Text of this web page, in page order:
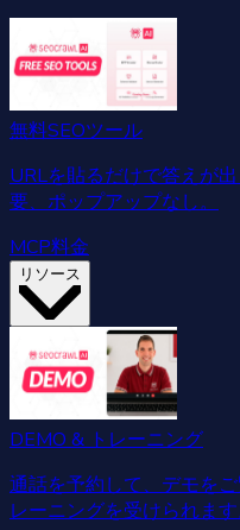
無料SEOツール
URLを貼るだけで答えが
要、ポップアップなし。
MCP料金
リソース
DEMO & トレーニング
通話を予約して、デモを
レーニングを受けられます